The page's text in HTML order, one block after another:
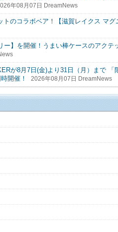
年08月07日 DreamNews
トのコラボベア！【滋賀レイクス マ
】を開催！うまい棒ケースのアクテ
が8月7日(金)より31日（月）まで 「
開催！
2026年08月07日 DreamNews